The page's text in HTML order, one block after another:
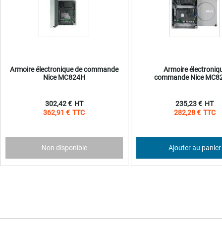
Armoire électronique de commande
Nice MC824H
362,91 €
302,42 €
Non disponible
Armoire
commande Nice
282,28 €
235,23 €
Ajouter au panier